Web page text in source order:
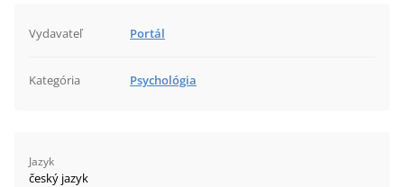
Vydavateľ Portál
Kategória Psychológia
Jazyk
český jazyk